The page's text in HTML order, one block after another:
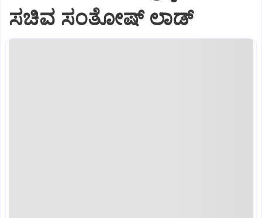
ಸಚಿವ ಸಂತೋಷ್ ಲಾಡ್